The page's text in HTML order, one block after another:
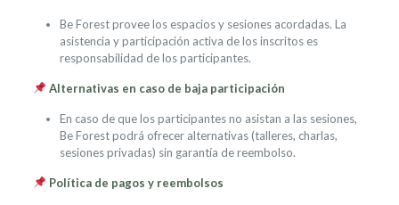
Be Forest provee los espacios y sesiones acordadas. La
asistencia y participación activa de los inscritos es
responsabilidad de los participantes.
Alternativas en caso de baja participación
En caso de que los participantes no asistan a las sesiones,
Be Forest podrá ofrecer alternativas (talleres, charlas,
sesiones privadas) sin garantía de reembolso.
Política de pagos y reembolsos